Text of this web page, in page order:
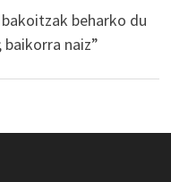
beharko du
naiz”